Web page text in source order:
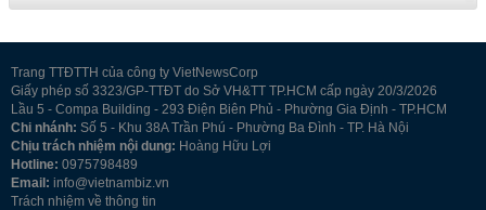
Trang TTĐTTH của công ty VietNewsCorp
Giấy phép số 3323/GP-TTĐT do Sở VH&TT TP.HCM cấp ngày 20/3/2026
Lầu 5 - Compa Building - 293 Điện Biên Phủ - Phường Gia Định - TP.HCM
Chi nhánh: Số 5 - Khu 38A Trần Phú - Phường Ba Đình - TP. Hà Nội
Chịu trách nhiệm nội dung: Hoàng Hữu Lợi
Hotline: 0975798489
Email: info@vietnambiz.vn
Trách nhiệm về thông tin